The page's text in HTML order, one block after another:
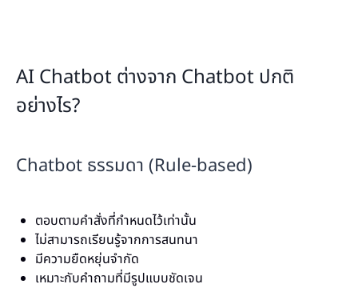
AI Chatbot ต่างจาก Chatbot ปกติ
อย่างไร?
Chatbot ธรรมดา (Rule-based)
ตอบตามคำสั่งที่กำหนดไว้เท่านั้น
ไม่สามารถเรียนรู้จากการสนทนา
มีความยืดหยุ่นจำกัด
เหมาะกับคำถามที่มีรูปแบบชัดเจน